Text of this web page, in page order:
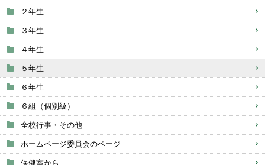
２年生
３年生
４年生
５年生
６年生
６組（個別級）
全校行事・その他
ホームページ委員会のページ
保健室から